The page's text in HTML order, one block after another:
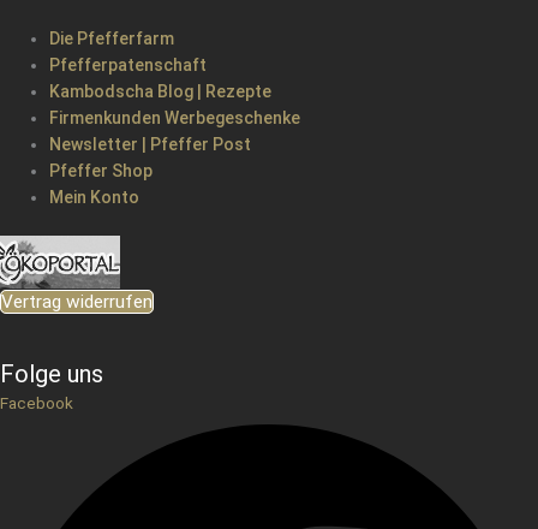
Die Pfefferfarm
Pfefferpatenschaft
Kambodscha Blog | Rezepte
Firmenkunden Werbegeschenke
Newsletter | Pfeffer Post
Pfeffer Shop
Mein Konto
Vertrag widerrufen
Folge uns
Facebook